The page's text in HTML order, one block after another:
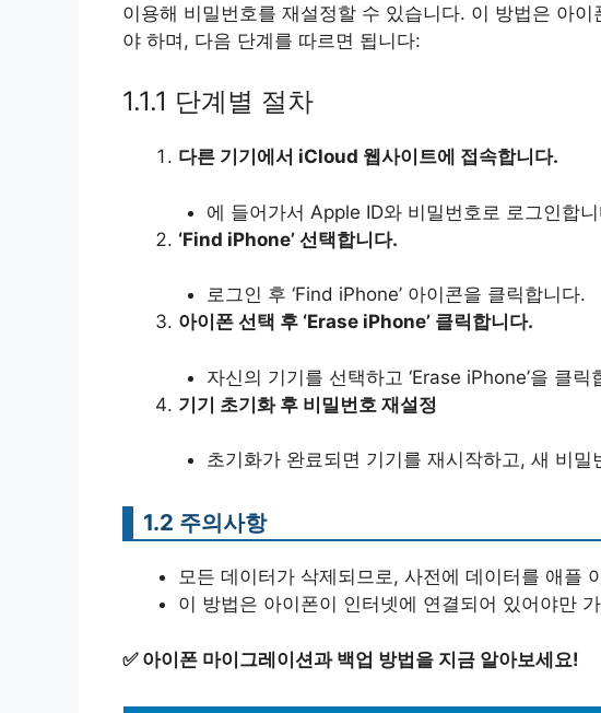
이용해 비밀번호를 재설정할 수 있습니다. 이 방법은 아
야 하며, 다음 단계를 따르면 됩니다:
1.1.1 단계별 절차
다른 기기에서 iCloud 웹사이트에 접속합니다.
에 들어가서 Apple ID와 비밀번호로 로그인합
‘Find iPhone’ 선택합니다.
로그인 후 ‘Find iPhone’ 아이콘을 클릭합니다.
아이폰 선택 후 ‘Erase iPhone’ 클릭합니다.
자신의 기기를 선택하고 ‘Erase iPhone’을 클릭
기기 초기화 후 비밀번호 재설정
초기화가 완료되면 기기를 재시작하고, 새 비밀
1.2 주의사항
모든 데이터가 삭제되므로, 사전에 데이터를 애플
이 방법은 아이폰이 인터넷에 연결되어 있어야만
✅ 아이폰 마이그레이션과 백업 방법을 지금 알아보세요!